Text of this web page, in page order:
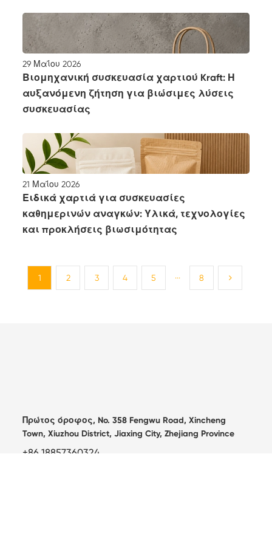
29 Μαΐου 2026
Βιομηχανική συσκευασία χαρτιού Kraft: Η
αυξανόμενη ζήτηση για βιώσιμες λύσεις
συσκευασίας
21 Μαΐου 2026
Ειδικά χαρτιά για συσκευασίες
καθημερινών αναγκών: Υλικά, τεχνολογίες
και προκλήσεις βιωσιμότητας
1 2 3 4 5 ... 8
Πρώτος όροφος, No. 358 Fengwu Road, Xincheng
Town, Xiuzhou District, Jiaxing City, Zhejiang Province
+86 18857360324